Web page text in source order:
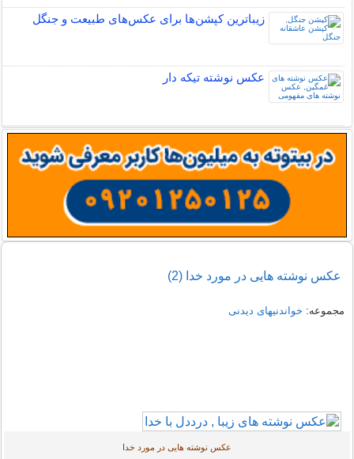
زیباترین کپشن‌ها برای عکس‌های طبیعت و جنگل
عکس نوشته تیکه دار
عکس نوشته هایی در مورد خدا (2)
مجموعه: خواندنیهای دیدنی
عکس نوشته هایی در مورد خدا